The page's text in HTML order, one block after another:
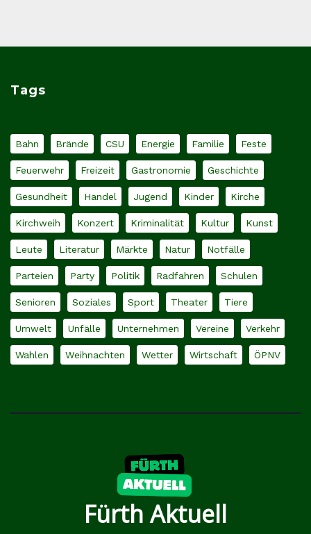
Tags
Bahn Brände CSU Energie Familie Feste
Feuerwehr Freizeit Gastronomie Geschichte
Gesundheit Handel Jugend Kinder Kirche
Kirchweih Konzert Kriminalität Kultur Kunst
Leute Literatur Märkte Natur Notfälle
Parteien Party Politik Radfahren Schulen
Senioren Soziales Sport Theater Tiere
Umwelt Unfälle Unternehmen Vereine Verkehr
Wahlen Weihnachten Wetter Wirtschaft ÖPNV
Fürth Aktuell